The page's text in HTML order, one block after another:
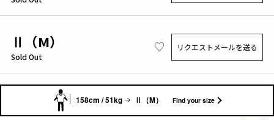
Ⅱ（M）
Sold Out
リクエストメールを送る
158cm / 51kg Ⅱ（M） Find your size